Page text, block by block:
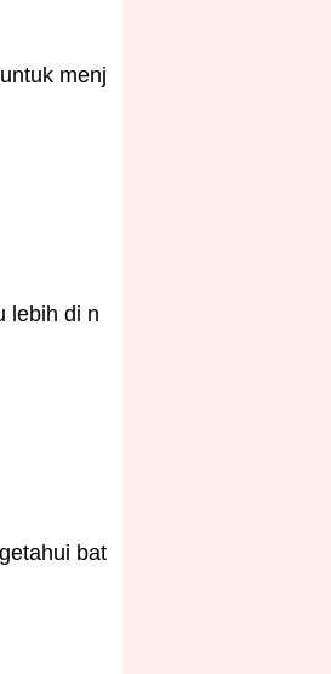
menj
lebih di n
bat